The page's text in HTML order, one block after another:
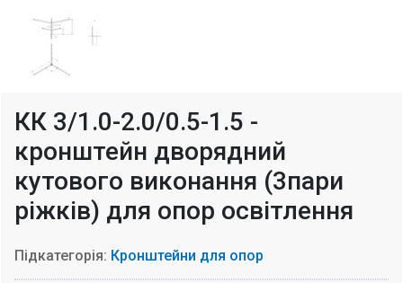
КК 3/1.0-2.0/0.5-1.5 -
кронштейн дворядний
кутового виконання (3пари
ріжків) для опор освітлення
Підкатегорія: Кронштейни для опор